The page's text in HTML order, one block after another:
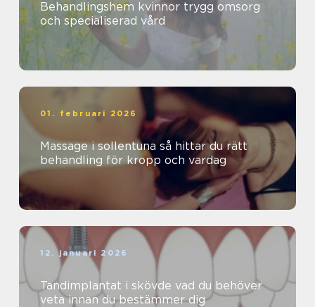
Behandlingshem kvinnor trygg omsorg
och specialiserad vård
01. februari 2026
Massage i sollentuna så hittar du rätt
behandling för kropp och vardag
12. januari 2026
Tandimplantat i skövde vad du behöver
veta innan du bestämmer dig